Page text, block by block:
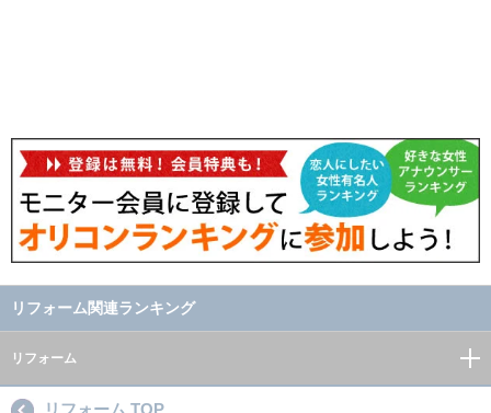
リフォーム関連ランキング
リフォーム